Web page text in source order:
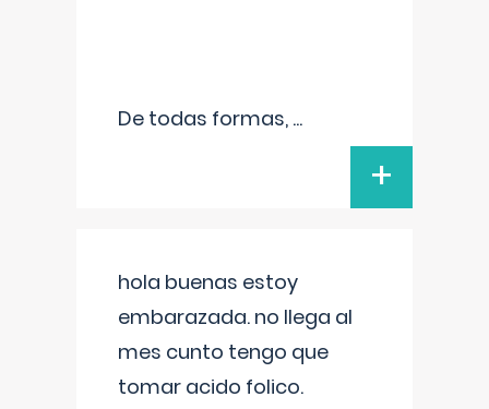
De todas formas, ...
+
hola buenas estoy
embarazada. no llega al
mes cunto tengo que
tomar acido folico.